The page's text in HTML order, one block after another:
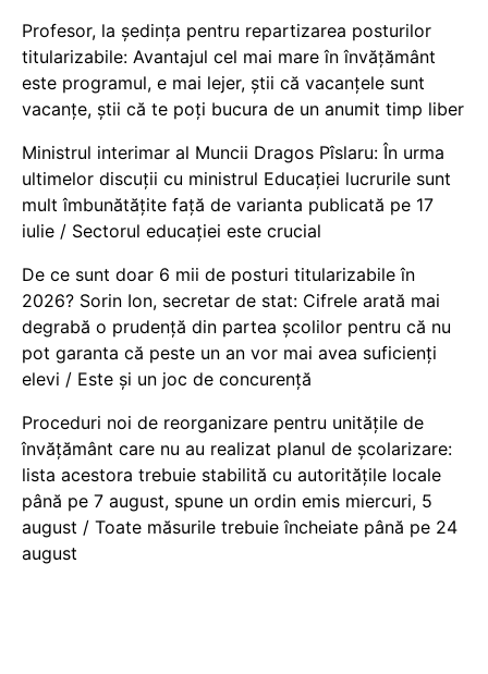
Profesor, la ședința pentru repartizarea posturilor
titularizabile: Avantajul cel mai mare în învățământ
este programul, e mai lejer, știi că vacanțele sunt
vacanţe, știi că te poți bucura de un anumit timp liber
Ministrul interimar al Muncii Dragos Pîslaru: În urma
ultimelor discuții cu ministrul Educației lucrurile sunt
mult îmbunătățite față de varianta publicată pe 17
iulie / Sectorul educației este crucial
De ce sunt doar 6 mii de posturi titularizabile în
2026? Sorin Ion, secretar de stat: Cifrele arată mai
degrabă o prudență din partea școlilor pentru că nu
pot garanta că peste un an vor mai avea suficienți
elevi / Este și un joc de concurență
Proceduri noi de reorganizare pentru unitățile de
învățământ care nu au realizat planul de școlarizare:
lista acestora trebuie stabilită cu autoritățile locale
până pe 7 august, spune un ordin emis miercuri, 5
august / Toate măsurile trebuie încheiate până pe 24
august